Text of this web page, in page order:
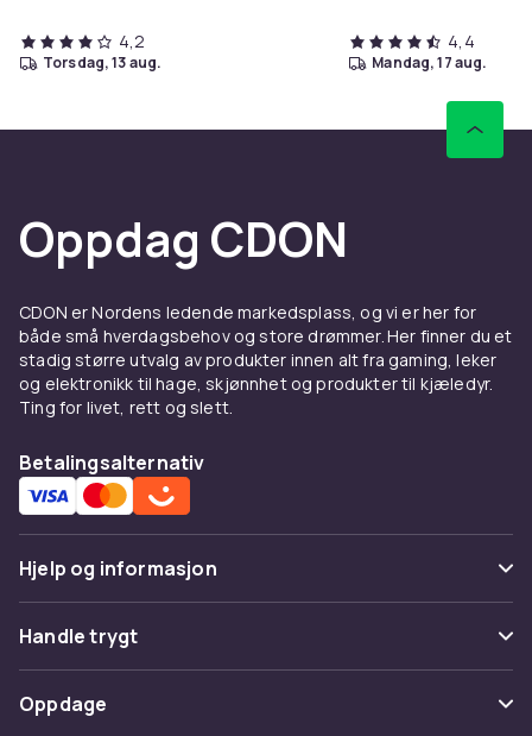
4,2
torsdag, 13 aug.
4,4
mandag, 17 aug.
Oppdag CDON
CDON er Nordens ledende markedsplass, og vi er her for
både små hverdagsbehov og store drømmer. Her finner du et
stadig større utvalg av produkter innen alt fra gaming, leker
og elektronikk til hage, skjønnhet og produkter til kjæledyr.
Ting for livet, rett og slett.
Betalingsalternativ
Hjelp og informasjon
Vanlige spørsmål
Spor pakke
Angre & returner her
Handle trygt
Betaling
Oppdage